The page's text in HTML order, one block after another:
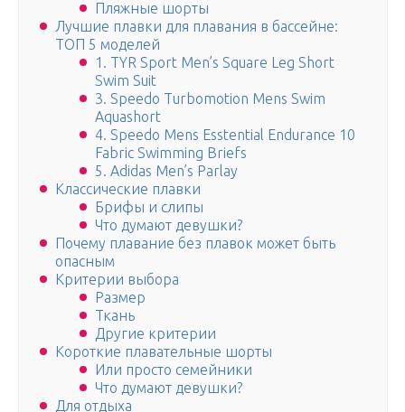
Пляжные шорты
Лучшие плавки для плавания в бассейне:
ТОП 5 моделей
1. TYR Sport Men’s Square Leg Short
Swim Suit
3. Speedo Turbomotion Mens Swim
Aquashort
4. Speedo Mens Esstential Endurance 10
Fabric Swimming Briefs
5. Adidas Men’s Parlay
Классические плавки
Брифы и слипы
Что думают девушки?
Почему плавание без плавок может быть
опасным
Критерии выбора
Размер
Ткань
Другие критерии
Короткие плавательные шорты
Или просто семейники
Что думают девушки?
Для отдыха